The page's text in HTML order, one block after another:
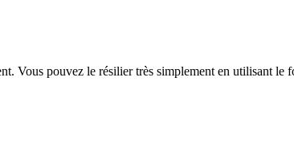
Vous pouvez le résilier très simplement en utilisant